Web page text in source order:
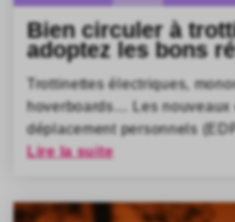
Bien circuler à
adoptez les bons
Trottinettes électriques,
hoverboards… Les nouveaux
déplacement personnels
Lire la suite